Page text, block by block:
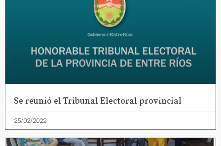
Se reunió el Tribunal Electoral provincial
25/02/2022